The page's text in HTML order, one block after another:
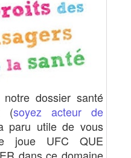
dossier santé
(soyez acteur de
paru utile de vous
joue UFC QUE
dans ce domaine